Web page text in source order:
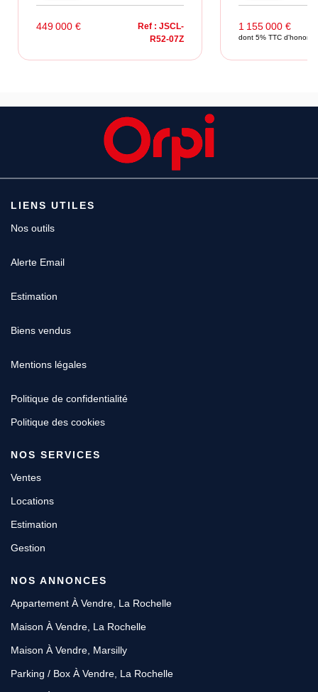
449 000 €
Ref : JSCL-
R52-07Z
1 155 000 €
dont 5% TTC
LIENS UTILES
Nos outils
Alerte Email
Estimation
Biens vendus
Mentions légales
Politique de confidentialité
Politique des cookies
NOS SERVICES
Ventes
Locations
Estimation
Gestion
NOS ANNONCES
Appartement À Vendre, La Rochelle
Maison À Vendre, La Rochelle
Maison À Vendre, Marsilly
Parking / Box À Vendre, La Rochelle